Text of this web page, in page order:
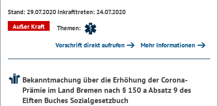
Stand: 29.07.2020 Inkrafttreten: 24.07.2020
Außer Kraft
Themen:
Vorschrift direkt aufrufen Mehr Informationen
Bekanntmachung über die Erhöhung der Corona-
Prämie im Land Bremen nach § 150 a Absatz 9 des
Elften Buches Sozialgesetzbuch